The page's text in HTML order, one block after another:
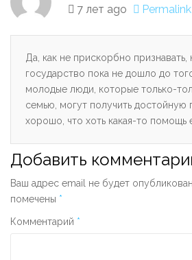
7 лет ago
Permalink
Да, как не прискорбно признавать,
государство пока не дошло до
молодые люди, которые только-
семью, могут получить достойную
хорошо, что хоть какая-то помощь
Добавить
Ваш адрес email не будет
помечены *
Комментарий *